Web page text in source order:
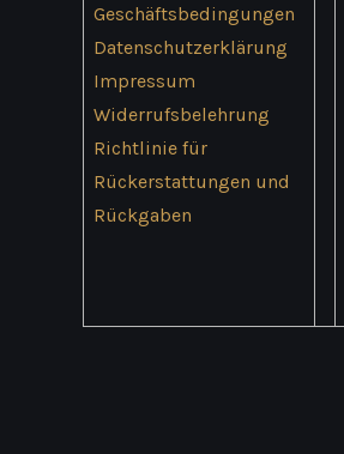
Geschäftsbedingungen
Datenschutzerklärung
Impressum
Widerrufsbelehrung
Richtlinie für
Rückerstattungen und
Rückgaben